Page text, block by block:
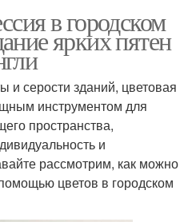
в городском
ярких пятен
и серости зданий, цветовая
инструментом для
пространства,
и
рассмотрим, как можно
цветов в городском